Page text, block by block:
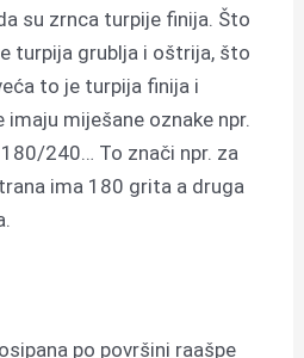
su zrnca turpije finija. Što
turpija grublja i oštrija, što
to je turpija finija i
imaju miješane oznake npr.
240… To znači npr. za
ima 180 grita a druga
po površini raašpe